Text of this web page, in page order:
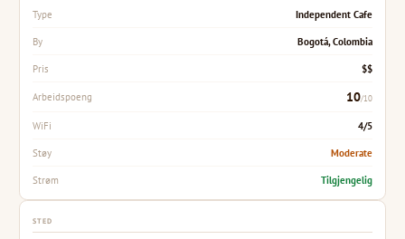
Type Independent Cafe
By Bogotá, Colombia
Pris $$
Arbeidspoeng 10/10
WiFi 4/5
Støy Moderate
Strøm Tilgjengelig
STED